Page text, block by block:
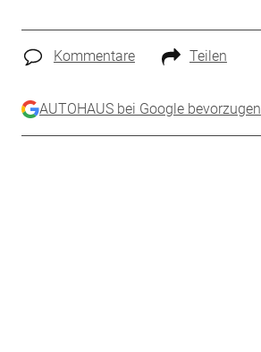
Kommentare Teilen
AUTOHAUS bei Google bevorzugen